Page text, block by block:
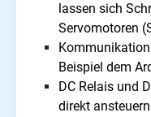
lassen sich
Servomotoren
Beispiel dem
DC Relais und
direkt ansteuern